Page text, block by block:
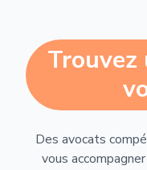
Trouvez
Des avocats
vous